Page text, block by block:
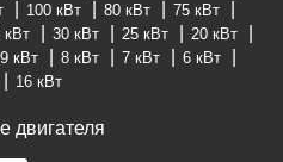
100 кВт 80 кВт
75 кВт
кВт 30 кВт 25 кВт
20 кВт
9 кВт 8 кВт 7 кВт
6 кВт
16 кВт
двигателя